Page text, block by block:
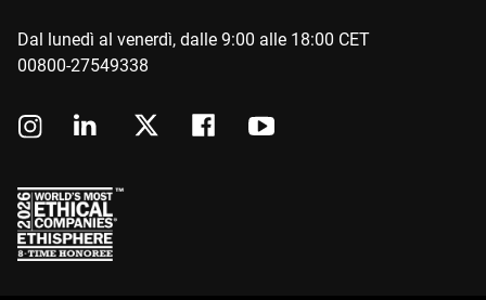
Dal lunedì al venerdì, dalle 9:00 alle 18:00 CET
00800-27549338